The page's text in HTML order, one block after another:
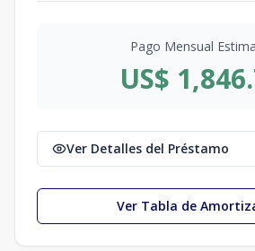
Pago Mensual
US$
Ver Detalles del Préstamo
Ver Tabla de